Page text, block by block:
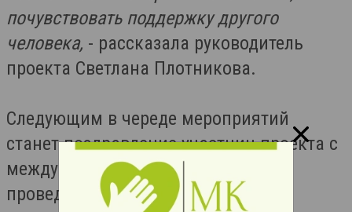
почувствовать поддержку другого
человека, - рассказала руководитель
проекта Светлана Плотникова.
Следующим в череде мероприятий
станет поздравление участниц проекта с
международным женским днем,
проведение ярмарки поделок,